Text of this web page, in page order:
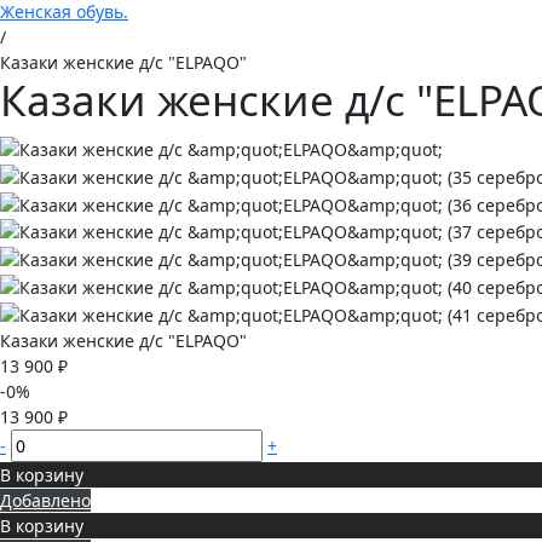
Женская обувь.
/
Казаки женские д/с "ELPAQO"
Казаки женские д/с
Казаки женские д/с "ELPAQO"
13 900 ₽
-0%
13 900 ₽
-
+
В корзину
Добавлено
В корзину